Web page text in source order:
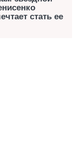
стать ее